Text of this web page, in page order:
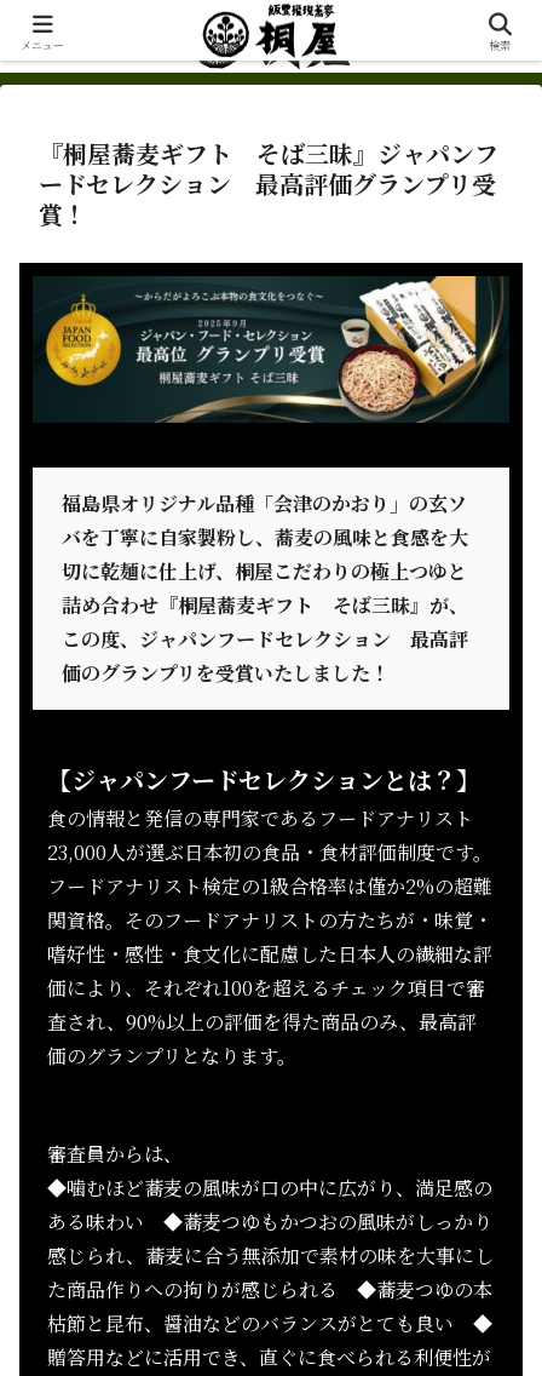
『桐屋蕎麦ギフト そば三昧』ジャパンフ
ードセレクション 最高評価グランプリ受
賞！
福島県オリジナル品種「会津のかおり」の玄ソ
バを丁寧に自家製粉し、蕎麦の風味と食感を大
切に乾麺に仕上げ、桐屋こだわりの極上つゆと
詰め合わせ『桐屋蕎麦ギフト そば三昧』が、
この度、ジャパンフードセレクション 最高評
価のグランプリを受賞いたしました！
【ジャパンフードセレクションとは？】
食の情報と発信の専門家であるフードアナリスト
23,000人が選ぶ日本初の食品・食材評価制度です。
フードアナリスト検定の1級合格率は僅か2%の超難
関資格。そのフードアナリストの方たちが・味覚・
嗜好性・感性・食文化に配慮した日本人の繊細な評
価により、それぞれ100を超えるチェック項目で審
査され、90%以上の評価を得た商品のみ、最高評
価のグランプリとなります。
審査員からは、
◆噛むほど蕎麦の風味が口の中に広がり、満足感の
ある味わい ◆蕎麦つゆもかつおの風味がしっかり
感じられ、蕎麦に合う無添加で素材の味を大事にし
た商品作りへの拘りが感じられる ◆蕎麦つゆの本
枯節と昆布、醤油などのバランスがとても良い ◆
贈答用などに活用でき、直ぐに食べられる利便性が
メニュー 検索